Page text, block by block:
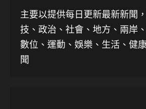
主要以提供每日更新最新新聞
技、 政治、社會、地方、兩岸
數位、運動、娛樂、生活、健
聞